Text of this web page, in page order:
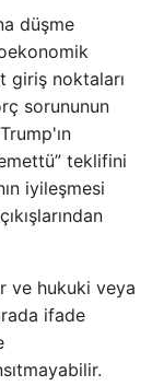
düşme
giriş noktaları
sorununun
teklifini
iyileşmesi
ve hukuki veya
ifade